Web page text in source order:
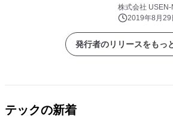
ドオープン
株式会社
2019年8月29
発行者のリリースをもっ
テックの新着